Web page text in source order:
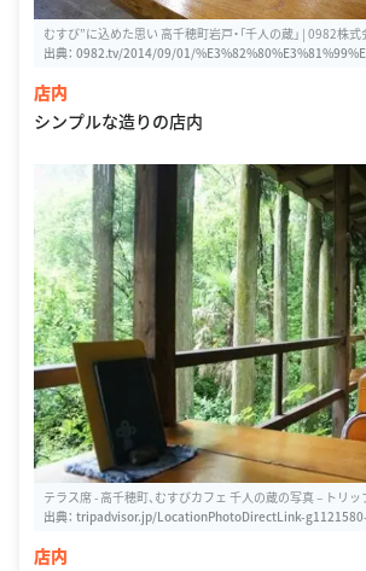
むすび”に込めた思い 高千穂町岩戸・「千人の蔵」 | 0982株式
出典： 0982.tv/2014/09/01/
店内
シンプルな造りの店内
テラス席 - 高千穂町、むすびカフェ 千人の蔵の写真 – トリッ
出典： tripadvisor.jp/LocationPhotoDirectLink-
refec.html
店内